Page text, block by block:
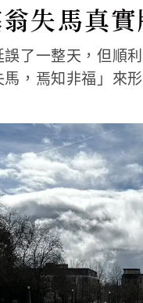
失馬真實
了一整天，但順
，焉知非福」來形